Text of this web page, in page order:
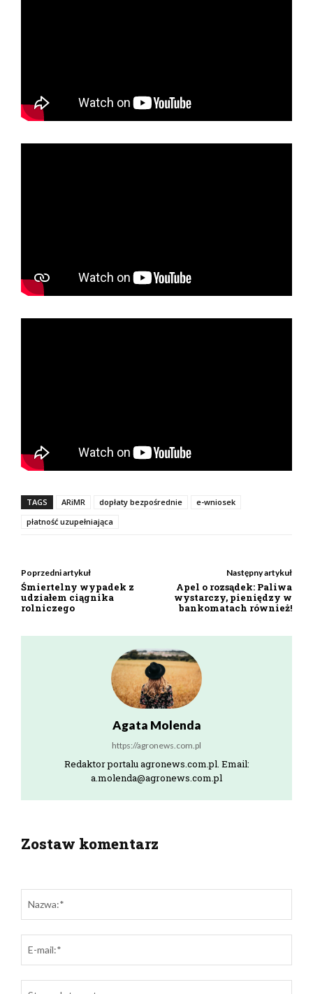
TAGS ARiMR dopłaty bezpośrednie
e-wniosek
płatność uzupełniająca
Poprzedni artykuł
Śmiertelny wypadek z
udziałem ciągnika
rolniczego
Następny artykuł
Apel o rozsądek: Paliwa
wystarczy, pieniędzy w
bankomatach również!
Agata Molenda
https://agronews.com.pl
Redaktor portalu agronews.com.pl. Email:
a.molenda@agronews.com.pl
Zostaw komentarz